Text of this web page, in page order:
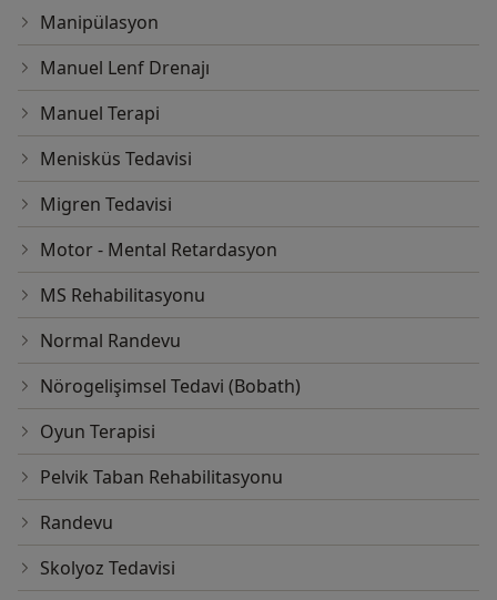
Manipülasyon
Manuel Lenf Drenajı
Manuel Terapi
Menisküs Tedavisi
Migren Tedavisi
Motor - Mental Retardasyon
MS Rehabilitasyonu
Normal Randevu
Nörogelişimsel Tedavi (Bobath)
Oyun Terapisi
Pelvik Taban Rehabilitasyonu
Randevu
Skolyoz Tedavisi